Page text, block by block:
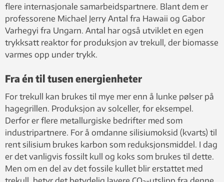
flere internasjonale samarbeidspartnere. Blant dem er
professorene Michael Jerry Antal fra Hawaii og Gabor
Varhegyi fra Ungarn. Antal har også utviklet en egen
trykksatt reaktor for produksjon av trekull, der biomasse
varmes opp under trykk.
Fra én til tusen energienheter
For trekull kan brukes til mye mer enn å lunke pølser på
hagegrillen. Produksjon av solceller, for eksempel.
Derfor er flere metallurgiske bedrifter med som
industripartnere. For å omdanne silisiumoksid (kvarts) til
rent silisium brukes karbon som reduksjonsmiddel. I dag
er det vanligvis fossilt kull og koks som brukes til dette.
Men om en del av det fossile kullet blir erstattet med